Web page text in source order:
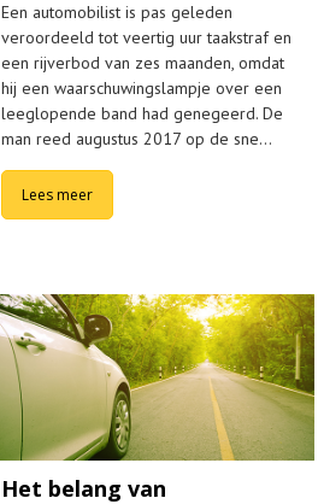
Een automobilist is pas geleden
veroordeeld tot veertig uur taakstraf en
een rijverbod van zes maanden, omdat
hij een waarschuwingslampje over een
leeglopende band had genegeerd. De
man reed augustus 2017 op de sne…
Lees meer
Het belang van